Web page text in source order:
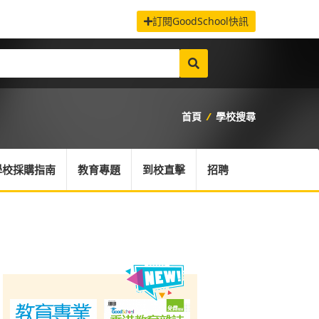
訂閱GoodSchool快訊
首頁 / 學校搜尋
採購指南 教育專題 到校直擊 招聘